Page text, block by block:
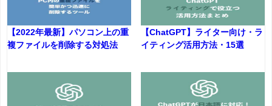
【2022年最新】パソコン上の重
複ファイルを削除する対処法
【ChatGPT】ライター向け・ラ
イティング活用方法・15選